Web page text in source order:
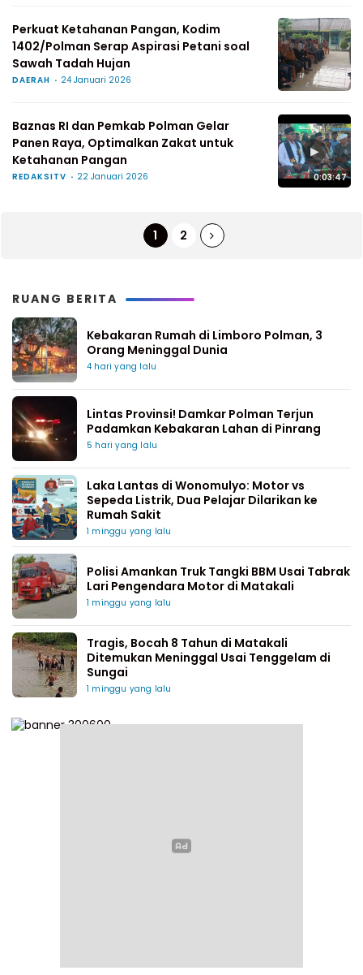
Perkuat Ketahanan Pangan, Kodim
1402/Polman Serap Aspirasi Petani soal
Sawah Tadah Hujan
DAERAH 24 Januari 2026
Baznas RI dan Pemkab Polman Gelar
Panen Raya, Optimalkan Zakat untuk
Ketahanan Pangan
REDAKSITV 22 Januari 2026
▶
0:03:47
1 2
RUANG BERITA
Kebakaran Rumah di Limboro Polman, 3
Orang Meninggal Dunia
4 hari yang lalu
Lintas Provinsi! Damkar Polman Terjun
Padamkan Kebakaran Lahan di Pinrang
5 hari yang lalu
Laka Lantas di Wonomulyo: Motor vs
Sepeda Listrik, Dua Pelajar Dilarikan ke
Rumah Sakit
1 minggu yang lalu
Polisi Amankan Truk Tangki BBM Usai Tabrak
Lari Pengendara Motor di Matakali
1 minggu yang lalu
Tragis, Bocah 8 Tahun di Matakali
Ditemukan Meninggal Usai Tenggelam di
Sungai
1 minggu yang lalu